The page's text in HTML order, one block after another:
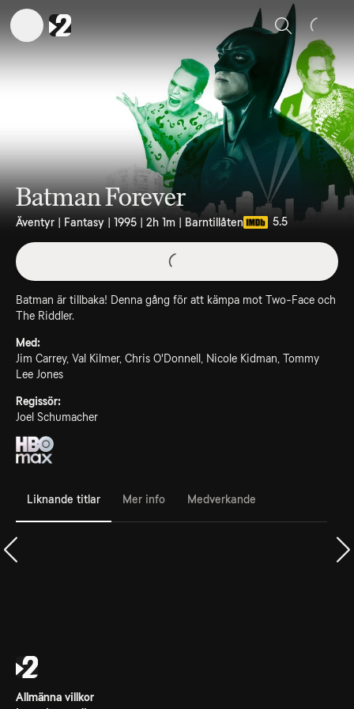
Sök
Batman Forever
Äventyr | Fantasy | 1995 | 2h 1m | Barntillåten 5.5
Batman är tillbaka! Denna gång för att kämpa mot Two-Face och
The Riddler.
Med:
Jim Carrey, Val Kilmer, Chris O'Donnell, Nicole Kidman, Tommy
Lee Jones
Regissör:
Joel Schumacher
Liknande titlar Mer info Medverkande
Allmänna villkor